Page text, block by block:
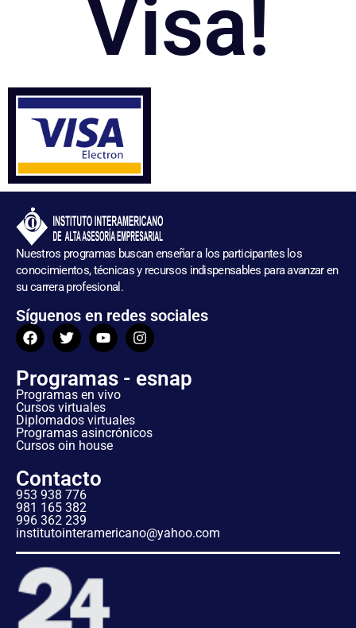
Visa!
Nuestros programas buscan enseñar a los participantes los
conocimientos, técnicas y recursos indispensables para avanzar en
su carrera profesional.
Síguenos en redes sociales
Programas - esnap
Programas en vivo
Cursos virtuales
Diplomados virtuales
Programas asincrónicos
Cursos oin house
Contacto
953 938 776
981 165 382
996 362 239
institutointeramericano@yahoo.com